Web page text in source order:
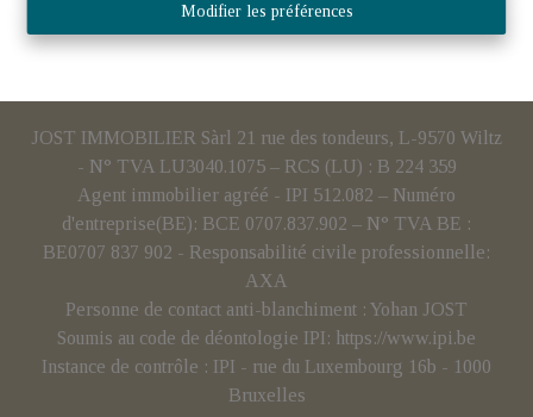
Modifier les préférences
JOST IMMOBILIER Sàrl 21 rue des tondeurs, L-9570 Wiltz
- N° TVA LU3040.1075 – RCS (LU) : B 224 359
Agent immobilier agréé - IPI 512.082 – Numéro
d'entreprise(BE): BCE 0707.837.902 – N° TVA BE :
BE0707 837 902 - Responsabilité civile professionnelle:
AXA
Personne de contact anti-blanchiment : Yohan JOST
Soumis au code de déontologie IPI: https://www.ipi.be
Instance de contrôle : IPI - rue du Luxembourg 16b - 1000
Bruxelles